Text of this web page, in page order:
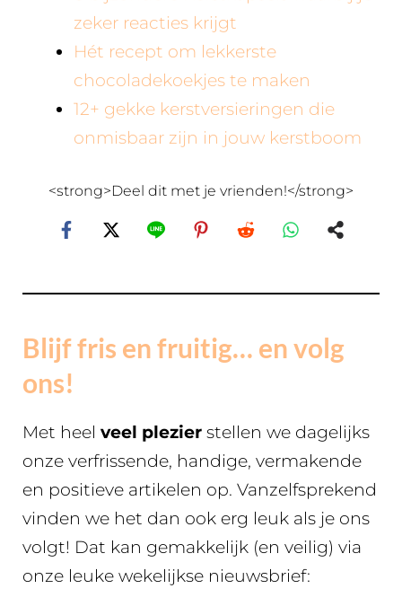
zeker reacties krijgt
Hét recept om lekkerste
chocoladekoekjes te maken
12+ gekke kerstversieringen die
onmisbaar zijn in jouw kerstboom
<strong>Deel dit met je vrienden!</strong>
Blijf fris en fruitig… en volg
ons!
Met heel veel plezier stellen we dagelijks
onze verfrissende, handige, vermakende
en positieve artikelen op. Vanzelfsprekend
vinden we het dan ook erg leuk als je ons
volgt! Dat kan gemakkelijk (en veilig) via
onze leuke wekelijkse nieuwsbrief: